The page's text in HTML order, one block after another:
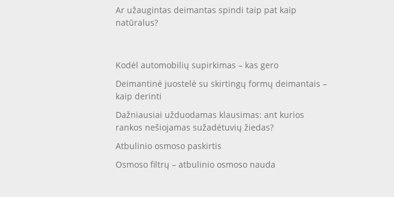
Ar užaugintas deimantas spindi taip pat kaip
natūralus?
Kodėl automobilių supirkimas – kas gero
Deimantinė juostelė su skirtingų formų deimantais –
kaip derinti
Dažniausiai užduodamas klausimas: ant kurios
rankos nešiojamas sužadėtuvių žiedas?
Atbulinio osmoso paskirtis
Osmoso filtrų – atbulinio osmoso nauda